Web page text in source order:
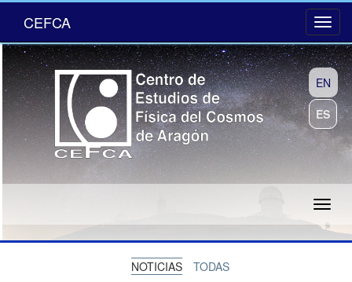
CEFCA
EN
ES
NOTICIAS TODAS